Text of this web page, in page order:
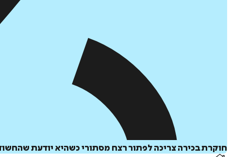
חוקרת בכירה צריכה לפתור רצח מסתורי כשהיא יודעת